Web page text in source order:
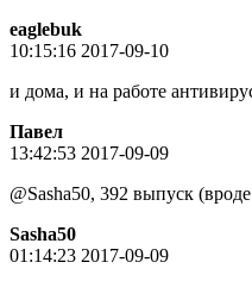
eaglebuk
10:15:16 2017-09-10
и дома, и на работе
Пaвeл
13:42:53 2017-09-09
@Sasha50, 392 выпуск
Sasha50
01:14:23 2017-09-09